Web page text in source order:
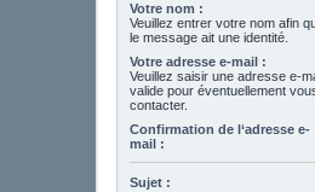
Votre nom :
Veuillez entrer votre nom afin
le message ait une identité.
Votre adresse e-mail :
Veuillez saisir une adresse e-
valide pour éventuellement
contacter.
Confirmation de l‘adresse e-
mail :
Sujet :